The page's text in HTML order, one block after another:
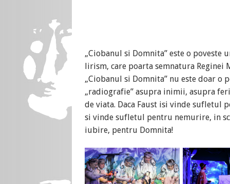
„Ciobanul si Domnita” este o
lirism, care poarta semnatura Reginei
„Ciobanul si Domnita” nu este doar o
„radiografie” asupra inimii, asupra
de viata. Daca Faust isi vinde sufletul
si vinde sufletul pentru nemurire, in
iubire, pentru Domnita!